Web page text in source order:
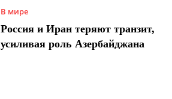
В мире
Россия и Иран теряют транзит,
усиливая роль Азербайджана